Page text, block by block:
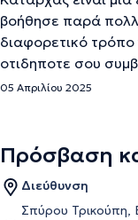
βοήθησε παρά
διαφορετικό
οτιδηποτε σου
05 Απριλίου 2025
Πρόσβαση
Διεύθυνση
Σπύρου Τρικούπη,